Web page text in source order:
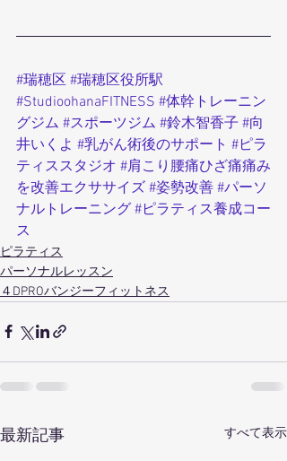
#瑞穂区 #瑞穂区役所駅
#StudioohanaFITNESS #体幹トレーニン
グジム #スポーツジム #鈴木智香子 #向
井いくよ #乳がん術後のサポート #ピラ
ティススタジオ #肩こり腰痛ひざ痛痛み
を改善エクササイズ #姿勢改善 #パーソ
ナルトレーニング #ピラティス養成コー
ス
ピラティス
パーソナルレッスン
４DPROバンジーフィットネス
最新記事 すべて表示